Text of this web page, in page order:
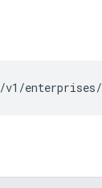
v1/enterprises/